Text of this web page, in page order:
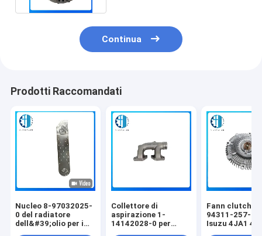
Continua
Prodotti Raccomandati
Nucleo 8-97032025-
0 del radiatore
dell&#39;olio per i
Collettore di
aspirazione 1-
14142028-0 per
Fann clutch 8-
94311-257-0
Isuzu 4JA1